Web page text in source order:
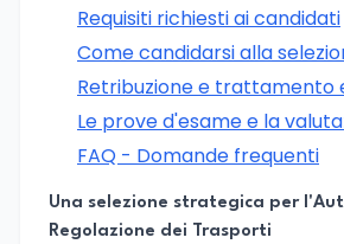
Requisiti richiesti ai candidati
Come candidarsi alla
Retribuzione e trattamento
Le prove d'esame e la
FAQ - Domande frequenti
Una selezione strategica per
Regolazione dei Trasporti